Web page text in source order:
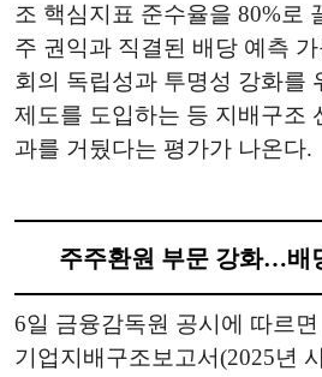
조 핵심지표 준수율을 80%로
주 권익과 직결된 배당 예측
회의 독립성과 투명성 강화를
제도를 도입하는 등 지배구조
과를 거뒀다는 평가가 나온다.
주주환원 부문 강화…배
6일 금융감독원 공시에 따르면
기업지배구조보고서(2025년